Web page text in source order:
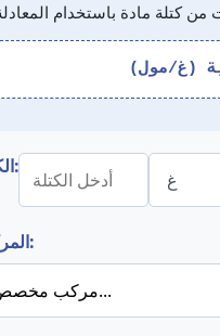
(غ/مول)
الكتلة:
المركب: